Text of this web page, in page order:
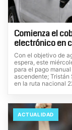
Comienza el
electrónico en
Con el objetivo de
espera, este
para el pago
ascendente; Tristán
en la ruta nacional
ACTUALIDAD